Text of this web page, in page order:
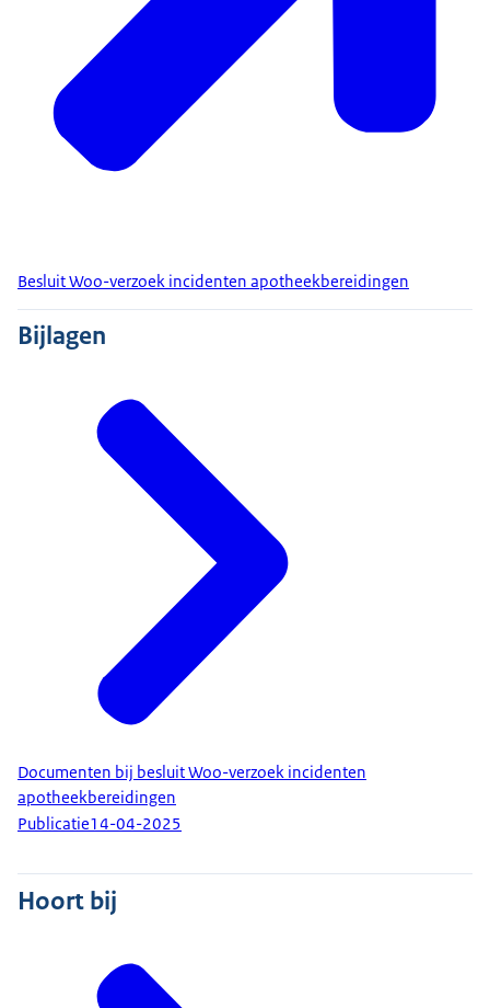
Besluit Woo-verzoek incidenten apotheekbereidingen
Bijlagen
Documenten bij besluit Woo-verzoek incidenten
apotheekbereidingen
Publicatie14-04-2025
Hoort bij